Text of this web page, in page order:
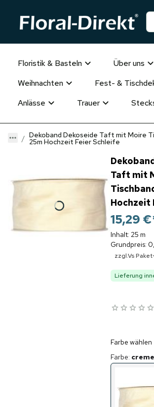
Floristik & Basteln
Über uns
Weihnachten
Fest- &
Anlässe
Trauer
Dekoband Dekoseide Taft mit Moire
25m Hochzeit Feier Schleife
Taft mit
Hochzeit
15,29 €
Inhalt: 25 m
Grundpreis:
zzgl.Vs
Lieferung
Farbe wählen
Farbe: creme